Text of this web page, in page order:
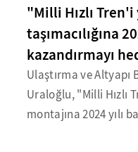
"Milli Hızlı
taşımacılığına
kazandırmayı
Ulaştırma ve Altyapı
Uraloğlu, "Milli Hızlı
montajına 2024 yılı